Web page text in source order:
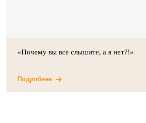
«Почему вы все слышите, а я нет?!»
Подробнее